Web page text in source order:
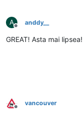
A
Deconectat
anddy__
GREAT! Asta mai lipsea!
Deconectat
vancouver